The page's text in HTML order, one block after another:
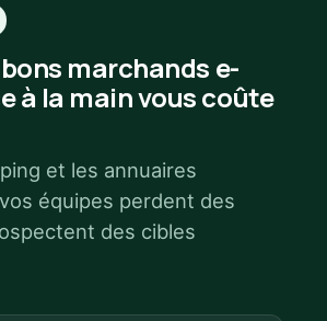
marchands e-
à la main vous coûte
et les annuaires
équipes perdent des
des cibles